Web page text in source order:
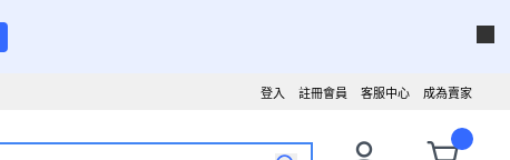
成為賣家
客服中心
註冊會員
登入